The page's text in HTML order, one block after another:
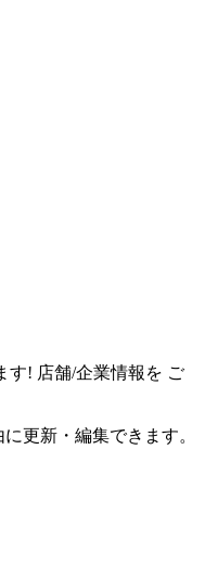
す! 店舗/企業情報を ご
更新・編集できます。